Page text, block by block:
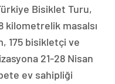
Bisiklet Turu,
kilometrelik masalsı
175 bisikletçi ve
21-28 Nisan
ev sahipliği